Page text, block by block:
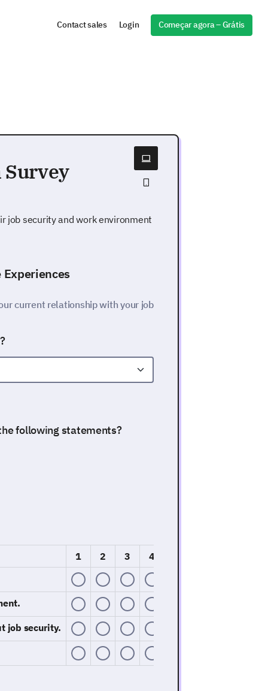
Contact sales Login Começar agora – Grátis
Survey
job security and work environment
current relationship with your job
following statements?
1 2 3 4
job security.